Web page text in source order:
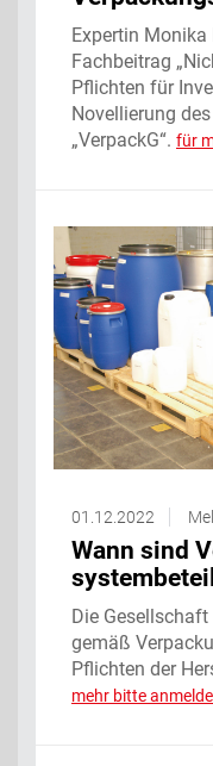
Expertin
Fachbeitrag
Pflichten für
Novellierung
„VerpackG“. für
01.12.2022
Wann sind
Die Gesellschaft
gemäß
Pflichten der
mehr bitte